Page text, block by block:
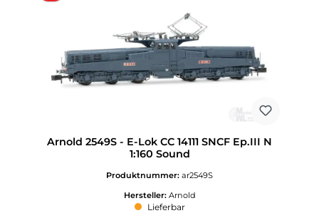
Arnold 2549S - E-Lok CC 14111 SNCF Ep.III N
1:160 Sound
Produktnummer: ar2549S
Hersteller: Arnold
Lieferbar